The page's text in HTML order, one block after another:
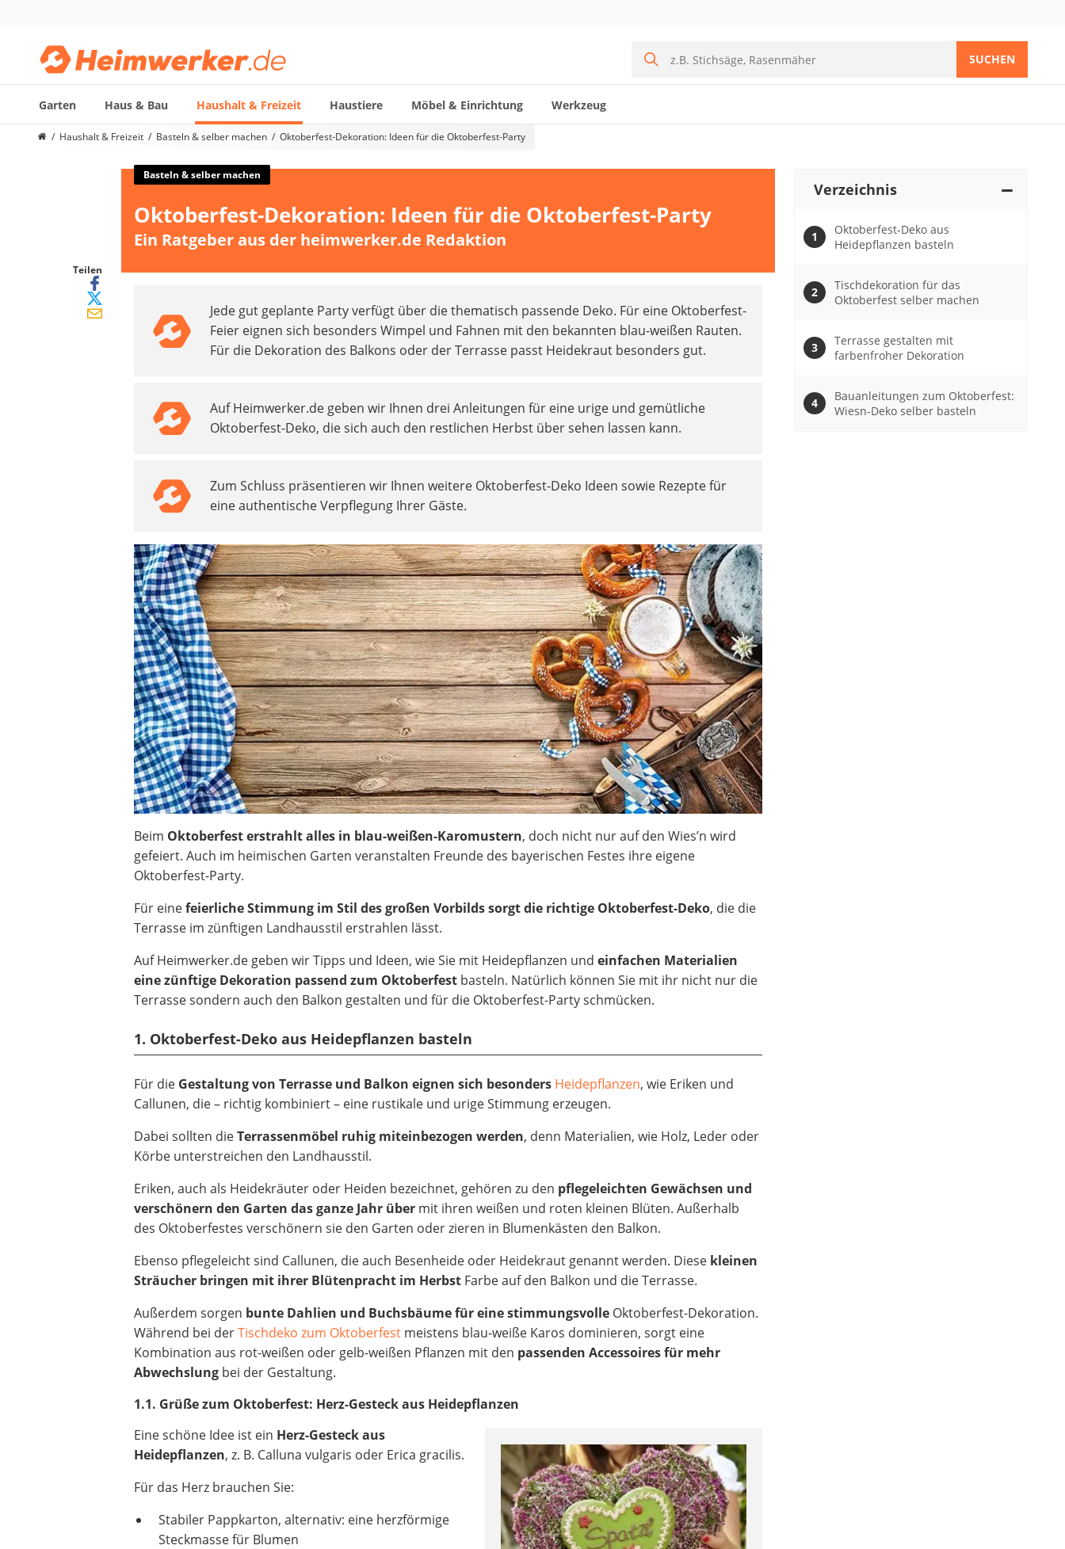
SUCHEN
Garten Haus & Bau Haushalt & Freizeit Haustiere Möbel & Einrichtung Werkzeug
Die beliebtesten Vergleiche nach Kategorie
Induktionskochfeld
Tischgeschirrspüler
Elektronische Dartscheibe
Elektrische Pfeffermühle
Ferngesteuertes Auto
Beheizbare Handschuhe
Haushalt & Freizeit Basteln & selber machen Oktoberfest-Dekoration: Ideen für die Oktoberfest-Party
Teilen
Basteln & selber machen
Oktoberfest-Dekoration: Ideen für die Oktoberfest-Party
Ein Ratgeber aus der heimwerker.de Redaktion
Jede gut geplante Party verfügt über die thematisch passende Deko. Für eine Oktoberfest-
Feier eignen sich besonders Wimpel und Fahnen mit den bekannten blau-weißen Rauten.
Für die Dekoration des Balkons oder der Terrasse passt Heidekraut besonders gut.
Auf Heimwerker.de geben wir Ihnen drei Anleitungen für eine urige und gemütliche
Oktoberfest-Deko, die sich auch den restlichen Herbst über sehen lassen kann.
Zum Schluss präsentieren wir Ihnen weitere Oktoberfest-Deko Ideen sowie Rezepte für
eine authentische Verpflegung Ihrer Gäste.
Beim Oktoberfest erstrahlt alles in blau-weißen-Karomustern, doch nicht nur auf den Wies’n wird
gefeiert. Auch im heimischen Garten veranstalten Freunde des bayerischen Festes ihre eigene
Oktoberfest-Party.
Für einefeierliche Stimmung im Stil des großen Vorbilds sorgt die richtige Oktoberfest-Deko, die die
Terrasse im zünftigen Landhausstil erstrahlen lässt.
Auf Heimwerker.de geben wir Tipps und Ideen, wie Sie mit Heidepflanzen und einfachen Materialien
eine zünftige Dekoration passend zum Oktoberfest basteln. Natürlich können Sie mit ihr nicht nur die
Terrasse sondern auch den Balkon gestalten und für die Oktoberfest-Party schmücken.
1. Oktoberfest-Deko aus Heidepflanzen basteln
Für die Gestaltung von Terrasse und Balkon eignen sich besonders Heidepflanzen, wie Eriken und
Callunen, die – richtig kombiniert – eine rustikale und urige Stimmung erzeugen.
Dabei sollten dieTerrassenmöbel ruhig miteinbezogen werden, denn Materialien, wie Holz, Leder oder
Körbe unterstreichen den Landhausstil.
Eriken, auch als Heidekräuter oder Heiden bezeichnet, gehören zu den pflegeleichten Gewächsen und
verschönern den Garten das ganze Jahr über mit ihren weißen und roten kleinen Blüten. Außerhalb
des Oktoberfestes verschönern sie den Garten oder zieren in Blumenkästen den Balkon.
Ebenso pflegeleicht sind Callunen, die auch Besenheide oder Heidekraut genannt werden. Diese kleinen
Sträucher bringen mit ihrer Blütenpracht im Herbst Farbe auf den Balkon und die Terrasse.
Außerdem sorgen bunte Dahlien und Buchsbäume für eine stimmungsvolle Oktoberfest-Dekoration.
Während bei derTischdeko zum Oktoberfest meistens blau-weiße Karos dominieren, sorgt eine
Kombination aus rot-weißen oder gelb-weißen Pflanzen mit den passenden Accessoires für mehr
Abwechslung bei der Gestaltung.
1.1. Grüße zum Oktoberfest: Herz-Gesteck aus Heidepflanzen
Eine schöne Idee ist ein Herz-Gesteck aus
Heidepflanzen, z. B. Calluna vulgaris oder Erica gracilis.
Für das Herz brauchen Sie:
Stabiler Pappkarton, alternativ: eine herzförmige
Steckmasse für Blumen
Verzeichnis
Oktoberfest-Deko aus
Heidepflanzen basteln
Tischdekoration für das
Oktoberfest selber machen
Terrasse gestalten mit
farbenfroher Dekoration
Bauanleitungen zum Oktoberfest:
Wiesn-Deko selber basteln